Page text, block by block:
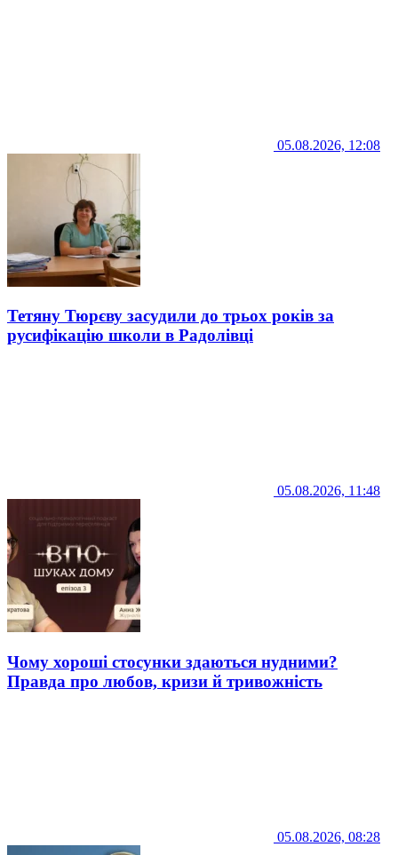
05.08.2026, 12:08
Тетяну Тюрєву засудили до трьох років за
русифікацію школи в Радолівці
05.08.2026, 11:48
Чому хороші стосунки здаються нудними?
Правда про любов, кризи й тривожність
05.08.2026, 08:28